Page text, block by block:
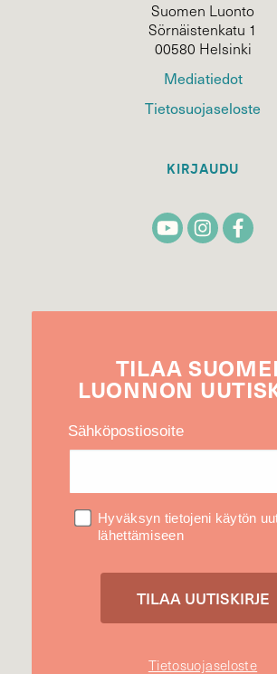
Suomen Luonto
Sörnäistenkatu 1
00580 Helsinki
Mediatiedot
Tietosuojaseloste
KIRJAUDU
TILAA
LUONNON
Sähköpostiosoite
Hyväksyn tietojeni käytön
lähettämiseen
Tietosuojaseloste